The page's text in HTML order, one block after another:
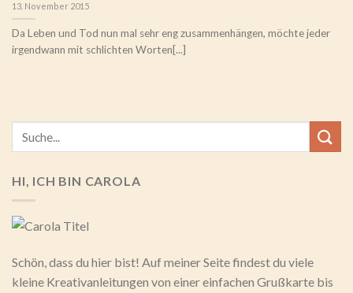
13. November 2015
Da Leben und Tod nun mal sehr eng zusammenhängen, möchte jeder
irgendwann mit schlichten Worten[...]
HI, ICH BIN CAROLA
Schön, dass du hier bist! Auf meiner Seite findest du viele
kleine Kreativanleitungen von einer einfachen Grußkarte bis